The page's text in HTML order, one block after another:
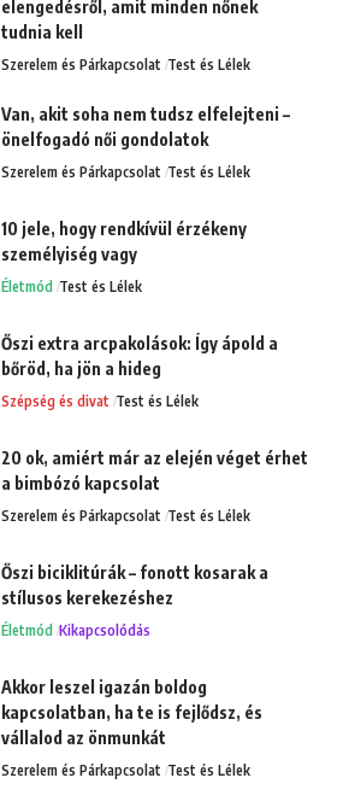
elengedésről, amit minden nőnek
tudnia kell
Szerelem és Párkapcsolat Test és Lélek
Van, akit soha nem tudsz elfelejteni –
önelfogadó női gondolatok
Szerelem és Párkapcsolat Test és Lélek
10 jele, hogy rendkívül érzékeny
személyiség vagy
Életmód Test és Lélek
Őszi extra arcpakolások: Így ápold a
bőröd, ha jön a hideg
Szépség és divat Test és Lélek
20 ok, amiért már az elején véget érhet
a bimbózó kapcsolat
Szerelem és Párkapcsolat Test és Lélek
Őszi biciklitúrák – fonott kosarak a
stílusos kerekezéshez
Életmód Kikapcsolódás
Akkor leszel igazán boldog
kapcsolatban, ha te is fejlődsz, és
vállalod az önmunkát
Szerelem és Párkapcsolat Test és Lélek